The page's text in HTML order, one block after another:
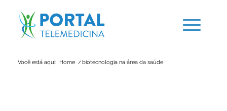
Você está aqui: Home / biotecnologia na área da saúde